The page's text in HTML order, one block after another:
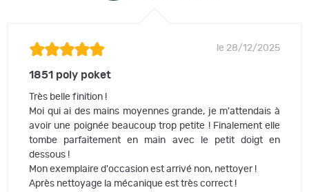
le 28/12/2025
1851 poly poket
Très belle finition !
Moi qui ai des mains moyennes grande, je m'attendais à
avoir une poignée beaucoup trop petite ! Finalement elle
tombe parfaitement en main avec le petit doigt en
dessous !
Mon exemplaire d'occasion est arrivé non, nettoyer !
Après nettoyage la mécanique est très correct !